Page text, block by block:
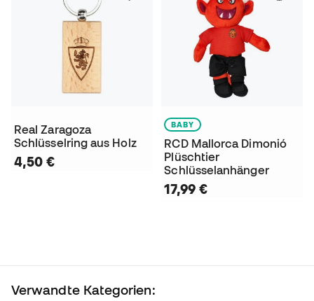
Real Zaragoza
Schlüsselring aus Holz
4,50 €
BABY
RCD Mallorca Dimonió
Plüschtier
Schlüsselanhänger
17,99 €
Verwandte Kategorien: